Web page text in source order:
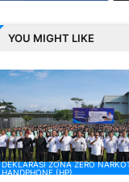
YOU MIGHT LIKE
DEKLARASI ZONA ZERO
HANDPHONE (HP)